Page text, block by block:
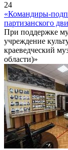
24
«Командиры-
партизанского
При поддержке
учреждение
краеведческий
области)»